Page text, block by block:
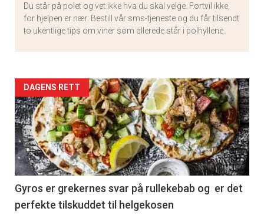
Du står på polet og vet ikke hva du skal velge. Fortvil ikke,
for hjelpen er nær: Bestill vår sms-tjeneste og du får tilsendt
to ukentlige tips om viner som allerede står i polhyllene.
Artikler
detail
-
section
11
DAGENS RETT
Gyros er grekernes svar på rullekebab og er det
perfekte tilskuddet til helgekosen